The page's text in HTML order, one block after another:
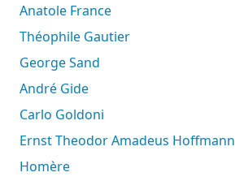
Anatole France
Théophile Gautier
George Sand
André Gide
Carlo Goldoni
Ernst Theodor Amadeus Hoffmann
Homère